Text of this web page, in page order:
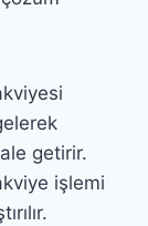
getirir.
işlemi